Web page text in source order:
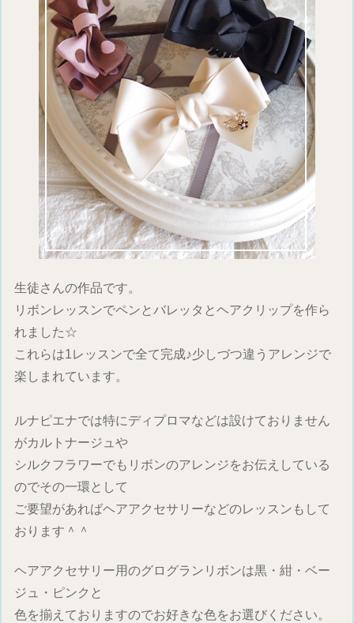
生徒さんの作品です。
リボンレッスンでペンとバレッタとヘアクリップを作ら
れました☆
これらは1レッスンで全て完成♪少しづつ違うアレンジで
楽しまれています。
ルナピエナでは特にディプロマなどは設けておりません
がカルトナージュや
シルクフラワーでもリボンのアレンジをお伝えしている
のでその一環として
ご要望があればヘアアクセサリーなどのレッスンもして
おります＾＾
ヘアアクセサリー用のグログランリボンは黒・紺・ベー
ジュ・ピンクと
色を揃えておりますのでお好きな色をお選びください。